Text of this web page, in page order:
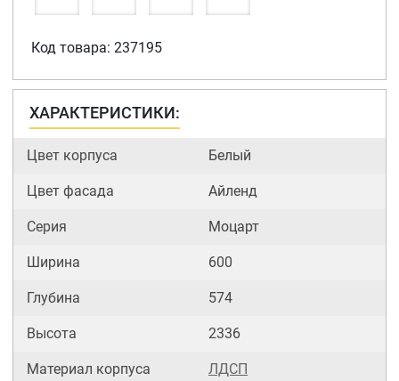
Код товара: 237195
ХАРАКТЕРИСТИКИ:
Цвет корпуса Белый
Цвет фасада Айленд
Серия Моцарт
Ширина 600
Глубина 574
Высота 2336
Материал корпуса ЛДСП